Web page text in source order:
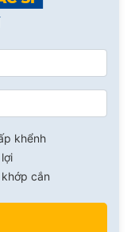
khểnh
khớp cắn